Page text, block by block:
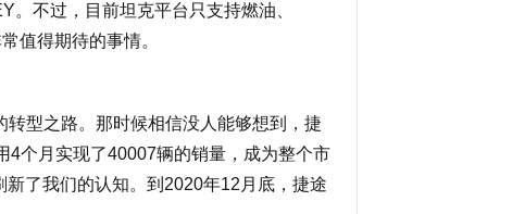
不过，目前坦克平台只支持燃油、
值得期待的事情。
型之路。那时候相信没人能够想到，捷
4个月实现了40007辆的销量，成为整个市
了我们的认知。到2020年12月底，捷途